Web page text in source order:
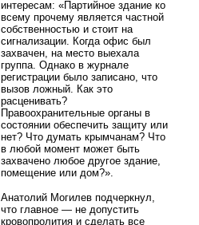
интересам: «Партийное здание ко
всему прочему является частной
собственностью и стоит на
сигнализации. Когда офис был
захвачен, на место выехала
группа. Однако в журнале
регистрации было записано, что
вызов ложный. Как это
расценивать?
Правоохранительные органы в
состоянии обеспечить защиту или
нет? Что думать крымчанам? Что
в любой момент может быть
захвачено любое другое здание,
помещение или дом?».
Анатолий Могилев подчеркнул,
что главное — не допустить
кровопролития и сделать все